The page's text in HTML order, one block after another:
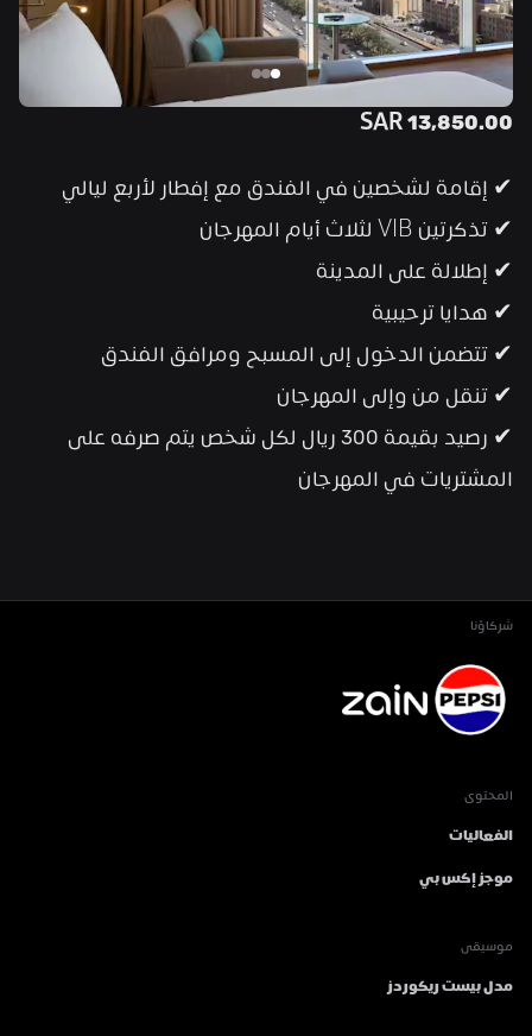
SAR 13,850.00
✔ إقامة لشخصين في الفندق مع إفطار لأربع ليالي
✔ تذكرتين VIB لثلاث أيام المهرجان
✔ إطلالة على المدينة
✔ هدايا ترحيبية
✔ تتضمن الدخول إلى المسبح ومرافق الفندق
✔ تنقل من وإلى المهرجان
المشتريات في المهرجان
شركاؤنا
المحتوى
الفعاليات
موجز إكس بي
موسيقى
مدل بيست ريكوردز